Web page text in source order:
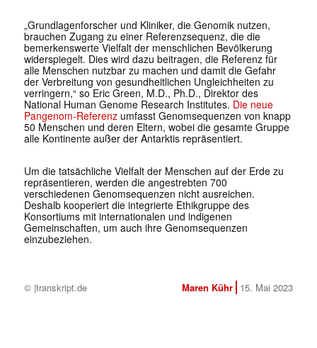
„Grundlagenforscher und Kliniker, die Genomik nutzen,
brauchen Zugang zu einer Referenzsequenz, die die
bemerkenswerte Vielfalt der menschlichen Bevölkerung
widerspiegelt. Dies wird dazu beitragen, die Referenz für
alle Menschen nutzbar zu machen und damit die Gefahr
der Verbreitung von gesundheitlichen Ungleichheiten zu
verringern,“ so Eric Green, M.D., Ph.D., Direktor des
National Human Genome Research Institutes. Die neue
Pangenom-Referenzumfasst Genomsequenzen von knapp
50 Menschen und deren Eltern, wobei die gesamte Gruppe
alle Kontinente außer der Antarktis repräsentiert.
Um die tatsächliche Vielfalt der Menschen auf der Erde zu
repräsentieren, werden die angestrebten 700
verschiedenen Genomsequenzen nicht ausreichen.
Deshalb kooperiert die integrierte Ethikgruppe des
Konsortiums mit internationalen und indigenen
Gemeinschaften, um auch ihre Genomsequenzen
einzubeziehen.
© |transkript.de Maren Kühr 15. Mai 2023